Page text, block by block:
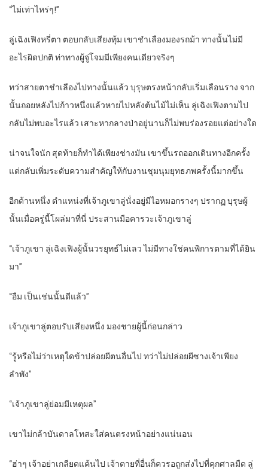
“ไม่เท่าไหร่ๆ!”
ลู่เฉิงเฟิงหรี่ตา ตอบกลับเสียงทุ้ม เขาชำเลืองมองรถม้า ทางนั้นไม่มี
อะไรผิดปกติ ท่าทางผู้จู่โจมมีเพียงคนเดียวจริงๆ
ทว่าสายตาชำเลืองไปทางนั้นแล้ว บุรุษตรงหน้ากลับเริ่มเลือนราง จาก
นั้นถอยหลังไปก้าวหนึ่งแล้วหายไปหลังต้นไม้ไม่เห็น ลู่เฉิงเฟิงตามไป
กลับไม่พบอะไรแล้ว เสาะหากลางป่าอยู่นานก็ไม่พบร่องรอยแต่อย่างใด
น่าจนใจนัก สุดท้ายก็ทำได้เพียงช่างมัน เขาขึ้นรถออกเดินทางอีกครั้ง
แต่กลับเพิ่มระดับความสำคัญให้กับงานชุมนุมยุทธภพครั้งนี้มากขึ้น
อีกด้านหนึ่ง ตำแหน่งที่เจ้าภูเขาลู่นั่งอยู่มีไอหมอกรางๆ ปรากฏ บุรุษผู้
นั้นเมื่อครู่นี้โผล่มาที่นี่ ประสานมือคารวะเจ้าภูเขาลู่
“เจ้าภูเขา ลู่เฉิงเฟิงผู้นั้นวรยุทธ์ไม่เลว ไม่มีทางใช่คนพิการตามที่ได้ยิน
มา”
“อืม เป็นเช่นนั้นดีแล้ว”
เจ้าภูเขาลู่ตอบรับเสียงหนึ่ง มองชายผู้นี้ก่อนกล่าว
“รู้หรือไม่ว่าเหตุใดข้าปล่อยผีตนอื่นไป ทว่าไม่ปล่อยผีซางเจ้าเพียง
ลำพัง”
“เจ้าภูเขาลู่ย่อมมีเหตุผล”
เขาไม่กล้าบันดาลโทสะใส่คนตรงหน้าอย่างแน่นอน
“ฮ่าๆ เจ้าอย่าเกลียดแค้นไป เจ้าตายที่อื่นก็ควรอถูกส่งไปที่คุกศาลมืด ลู่